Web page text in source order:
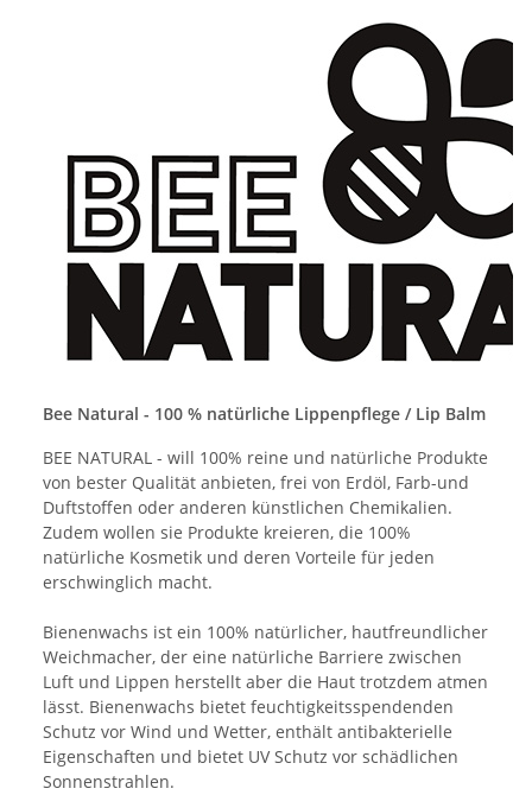
Bee Natural - 100 % natürliche Lippenpflege / Lip Balm
BEE NATURAL - will 100% reine und natürliche Produkte
von bester Qualität anbieten, frei von Erdöl, Farb-und
Duftstoffen oder anderen künstlichen Chemikalien.
Zudem wollen sie Produkte kreieren, die 100%
natürliche Kosmetik und deren Vorteile für jeden
erschwinglich macht.
Bienenwachs ist ein 100% natürlicher, hautfreundlicher
Weichmacher, der eine natürliche Barriere zwischen
Luft und Lippen herstellt aber die Haut trotzdem atmen
lässt. Bienenwachs bietet feuchtigkeitsspendenden
Schutz vor Wind und Wetter, enthält antibakterielle
Eigenschaften und bietet UV Schutz vor schädlichen
Sonnenstrahlen.